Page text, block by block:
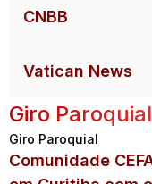
CNBB
Vatican News
Giro Paroquial
Giro Paroquial
Comunidade